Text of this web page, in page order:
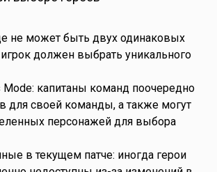
не может быть двух одинаковых
должен выбрать уникального
капитаны команд поочередно
для своей команды, а также могут
персонажей для выбора
в текущем патче: иногда герои